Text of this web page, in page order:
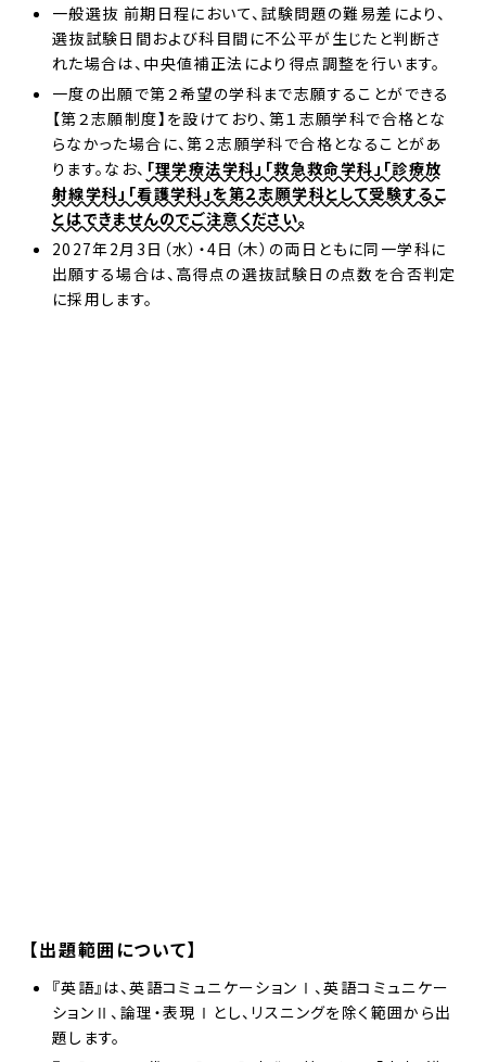
一般選抜 前期日程において、試験問題の難易差により、
選抜試験日間および科目間に不公平が生じたと判断さ
れた場合は、中央値補正法により得点調整を行います。
一度の出願で第２希望の学科まで志願することができる
【第２志願制度】を設けており、第１志願学科で合格とな
らなかった場合に、第２志願学科で合格となることがあ
ります。なお、 「理学療法学科」「救急救命学科」「診療放
射線学科」「看護学科」を第２志願学科として受験するこ
とはできませんのでご注意ください。
2027年2月3日（水）・4日（木）の両日ともに同一学科に
出願する場合は、高得点の選抜試験日の点数を合否判定
に採用します。
【出題範囲について】
『英語』は、英語コミュニケーションⅠ、英語コミュニケー
ションⅡ、論理・表現Ⅰとし、リスニングを除く範囲から出
題します。